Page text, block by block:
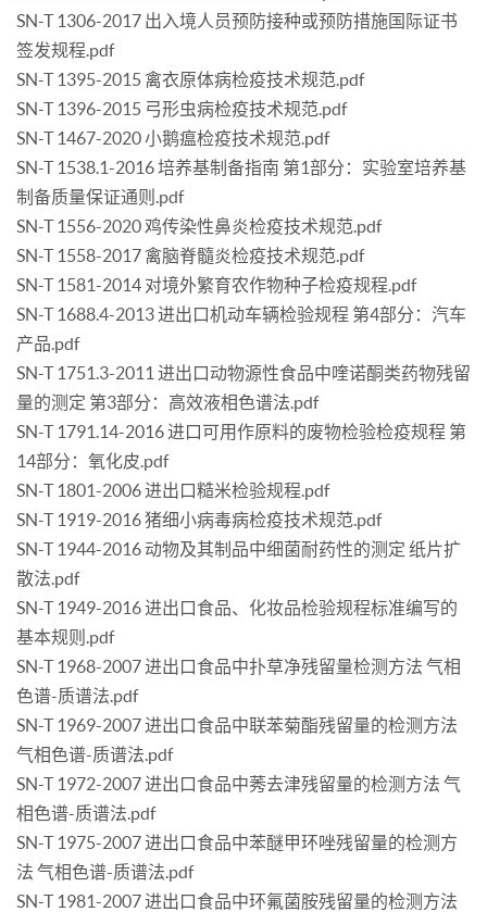
SN-T 1306-2017 出入境人员预防接种或预防措施国际证书
签发规程.pdf
SN-T 1395-2015 禽衣原体病检疫技术规范.pdf
SN-T 1396-2015 弓形虫病检疫技术规范.pdf
SN-T 1467-2020 小鹅瘟检疫技术规范.pdf
SN-T 1538.1-2016 培养基制备指南 第1部分：实验室培养基
制备质量保证通则.pdf
SN-T 1556-2020 鸡传染性鼻炎检疫技术规范.pdf
SN-T 1558-2017 禽脑脊髓炎检疫技术规范.pdf
SN-T 1581-2014 对境外繁育农作物种子检疫规程.pdf
SN-T 1688.4-2013 进出口机动车辆检验规程 第4部分：汽车
产品.pdf
SN-T 1751.3-2011 进出口动物源性食品中喹诺酮类药物残留
量的测定 第3部分：高效液相色谱法.pdf
SN-T 1791.14-2016 进口可用作原料的废物检验检疫规程 第
14部分：氧化皮.pdf
SN-T 1801-2006 进出口糙米检验规程.pdf
SN-T 1919-2016 猪细小病毒病检疫技术规范.pdf
SN-T 1944-2016 动物及其制品中细菌耐药性的测定 纸片扩
散法.pdf
SN-T 1949-2016 进出口食品、化妆品检验规程标准编写的
基本规则.pdf
SN-T 1968-2007 进出口食品中扑草净残留量检测方法 气相
色谱-质谱法.pdf
SN-T 1969-2007 进出口食品中联苯菊酯残留量的检测方法
气相色谱-质谱法.pdf
SN-T 1972-2007 进出口食品中莠去津残留量的检测方法 气
相色谱-质谱法.pdf
SN-T 1975-2007 进出口食品中苯醚甲环唑残留量的检测方
法 气相色谱-质谱法.pdf
SN-T 1981-2007 进出口食品中环氟菌胺残留量的检测方法